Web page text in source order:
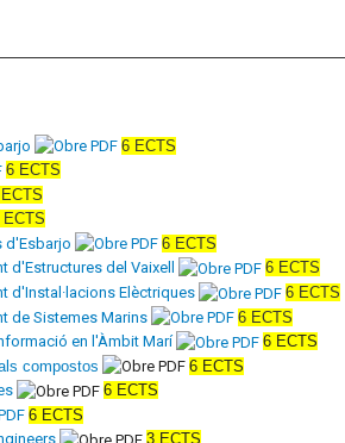
6 ECTS
6 ECTS
ECTS
d'Esbarjo
6 ECTS
d'Estructures del Vaixell
6 ECTS
d'Instal·lacions Elèctriques
6 ECTS
de Sistemes Marins
6 ECTS
en l'Àmbit Marí
6 ECTS
compostos
6 ECTS
6 ECTS
6 ECTS
3 ECTS